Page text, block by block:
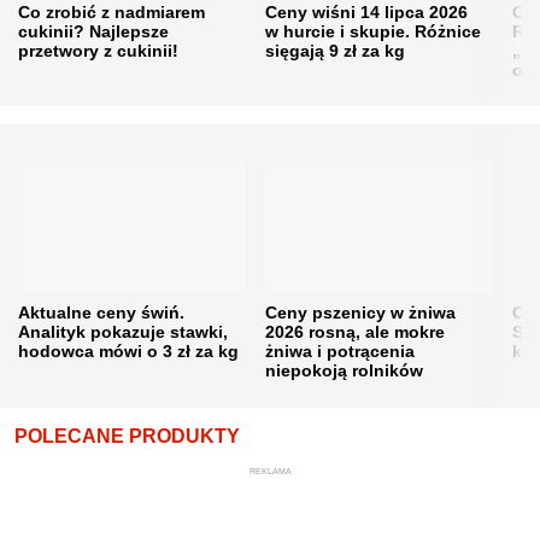
Co zrobić z nadmiarem
cukinii? Najlepsze
przetwory z cukinii!
Ceny wiśni 14 lipca 2026
w hurcie i skupie. Różnice
sięgają 9 zł za kg
Aktualne ceny świń.
Analityk pokazuje stawki,
hodowca mówi o 3 zł za kg
Ceny pszenicy w żniwa
2026 rosną, ale mokre
żniwa i potrącenia
niepokoją rolników
POLECANE PRODUKTY
REKLAMA